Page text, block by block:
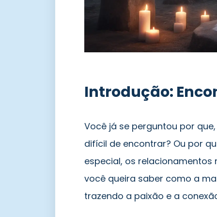
Introdução:
Você já se perguntou por
difícil de encontrar? Ou por
especial, os relacionamentos
você queira saber como a
trazendo a paixão e a